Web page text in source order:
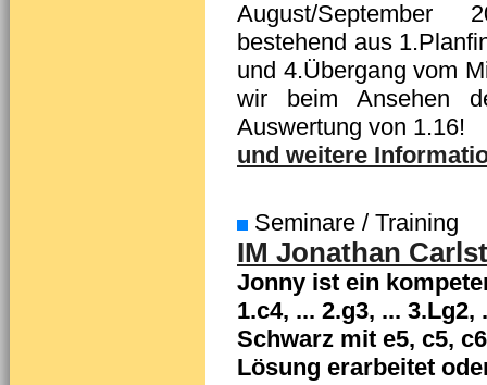
August/September
bestehend aus
und 4.Übergang vom
wir beim Ansehen
Auswertung von 1.16!
und weitere
Seminare / Training
IM Jonathan
Jonny ist ein
1.c4, ... 2.g3, ...
Schwarz mit e5, c5,
Lösung erarbeitet